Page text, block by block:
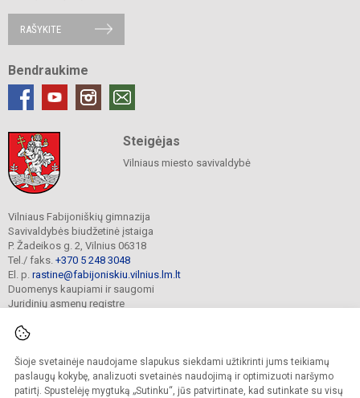
Šioje svetainėje naudojame slapukus siekdami užtikrinti jums teikiamų
paslaugų kokybę, analizuoti svetainės naudojimą ir optimizuoti naršymo
patirtį. Spustelėję mygtuką „Sutinku“, jūs patvirtinate, kad sutinkate su visų
RAŠYKITE
Bendraukime
Steigėjas
Vilniaus miesto savivaldybė
Vilniaus Fabijoniškių gimnazija
Savivaldybės biudžetinė įstaiga
P. Žadeikos g. 2, Vilnius 06318
Tel./ faks. +370 5 248 3048
El. p. rastine@fabijoniskiu.vilnius.lm.lt
Duomenys kaupiami ir saugomi
Juridinių asmenų registre
© 2025. Vilniaus Fabijoniškių gimnazija. Visos teisės saugomos.
Kopijuoti turinį be raštiško įstaigos administracijos sutikimo griežtai draudžiama.